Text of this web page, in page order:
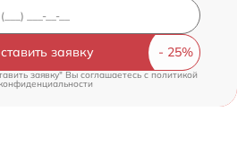
заявку
заявку" Вы соглашаетесь c политикой